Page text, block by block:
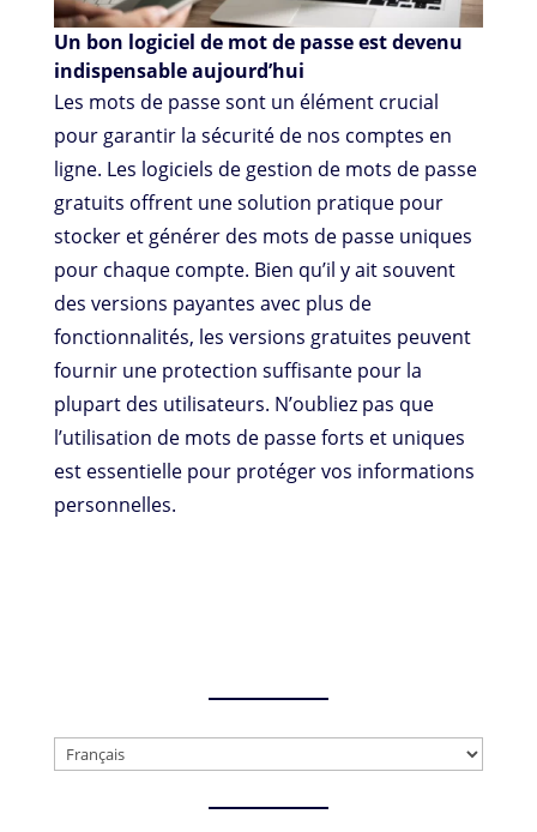
Un bon logiciel de mot de passe est devenu
indispensable aujourd’hui
Les mots de passe sont un élément crucial
pour garantir la sécurité de nos comptes en
ligne. Les logiciels de gestion de mots de passe
gratuits offrent une solution pratique pour
stocker et générer des mots de passe uniques
pour chaque compte. Bien qu’il y ait souvent
des versions payantes avec plus de
fonctionnalités, les versions gratuites peuvent
fournir une protection suffisante pour la
plupart des utilisateurs. N’oubliez pas que
l’utilisation de mots de passe forts et uniques
est essentielle pour protéger vos informations
personnelles.
Choisir